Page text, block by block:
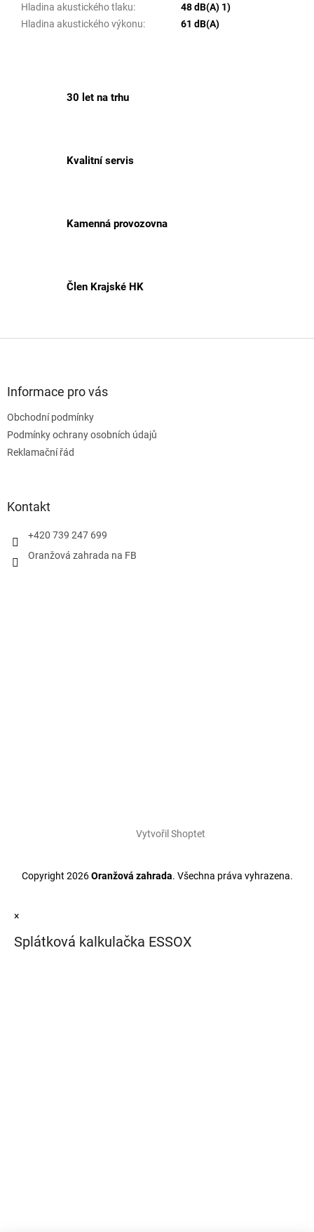
30 let na trhu
Kvalitní servis
Kamenná provozovna
Člen Krajské HK
Hladina akustického tlaku:
48 dB(A) 1)
Hladina akustického výkonu: 61 dB(A)
Informace pro vás
Obchodní podmínky
Podmínky ochrany osobních údajů
Reklamační řád
Kontakt
+420 739 247 699
Oranžová zahrada na FB
Vytvořil Shoptet
Copyright 2026Oranžová zahrada. Všechna práva vyhrazena.
×
Splátková kalkulačka ESSOX